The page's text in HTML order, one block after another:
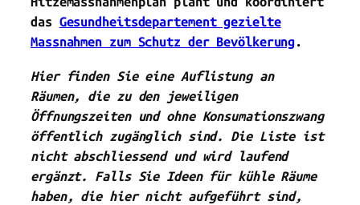
das Gesundheitsdepartement gezielte
Massnahmen zum Schutz der Bevölkerung .
Hier finden Sie eine Auflistung an
Räumen, die zu den jeweiligen
Öffnungszeiten und ohne Konsumationszwang
öffentlich zugänglich sind. Die Liste ist
nicht abschliessend und wird laufend
ergänzt. Falls Sie Ideen für kühle Räume
haben, die hier nicht aufgeführt sind,